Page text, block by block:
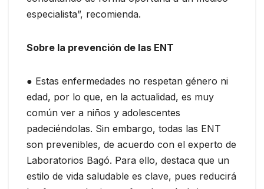
especialista”, recomienda.
Sobre la prevención de las ENT
● Estas enfermedades no respetan género ni
edad, por lo que, en la actualidad, es muy
común ver a niños y adolescentes
padeciéndolas. Sin embargo, todas las ENT
son prevenibles, de acuerdo con el experto de
Laboratorios Bagó. Para ello, destaca que un
estilo de vida saludable es clave, pues reducirá